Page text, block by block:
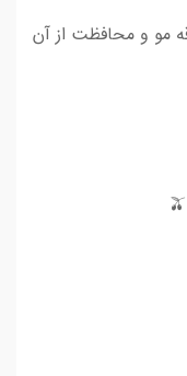
مو و محافظت از آن